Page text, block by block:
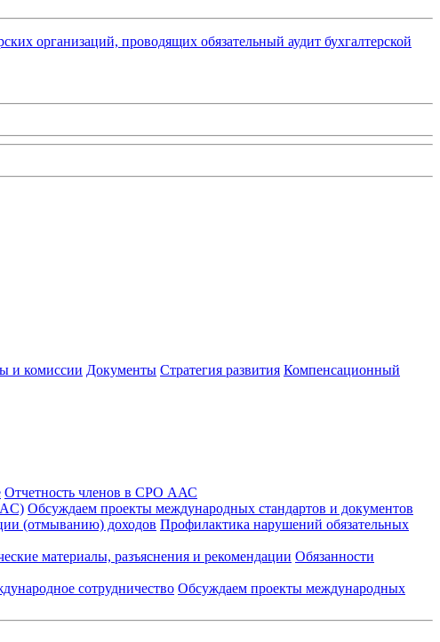
организаций, проводящих обязательный аудит бухгалтерской
и комиссии Документы Стратегия развития Компенсационный
Отчетность членов в СРО ААС
Обсуждаем проекты международных стандартов и документов
(отмыванию) доходов Профилактика нарушений обязательных
материалы, разъяснения и рекомендации Обязанности
сотрудничество Обсуждаем проекты международных